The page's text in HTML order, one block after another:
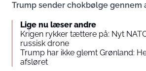
Trump sender chokbølge gennem
Lige nu læser andre
Krigen rykker tættere på: Nyt
russisk drone
Trump har ikke glemt Grønland:
afsløret